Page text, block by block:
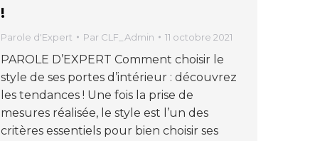
!
Parole d'Expert Par CLF_Admin 11 octobre 2021
PAROLE D’EXPERT Comment choisir le
style de ses portes d’intérieur : découvrez
les tendances ! Une fois la prise de
mesures réalisée, le style est l’un des
critères essentiels pour bien choisir ses